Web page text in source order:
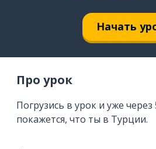
Начать
Про урок
Погрузись в урок и уже
покажется, что ты в Турции.